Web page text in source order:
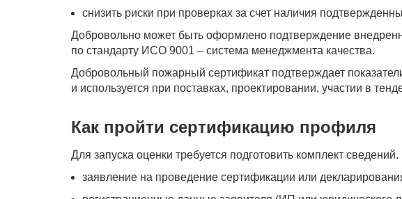
снизить риски при проверках за счет наличия
Добровольно может быть оформлено подтверждение
по стандарту ИСО 9001 – система менеджмента качества.
Добровольный пожарный сертификат подтверждает
и используется при поставках, проектировании, участии в
Как пройти сертификацию профиля
Для запуска оценки требуется подготовить комплект
заявление на проведение сертификации или